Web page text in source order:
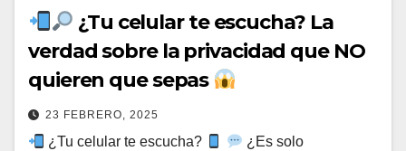
¿Tu celular te escucha? La
verdad sobre la privacidad que NO
quieren que sepas
23 FEBRERO, 2025
¿Tu celular te escucha?
¿Es solo